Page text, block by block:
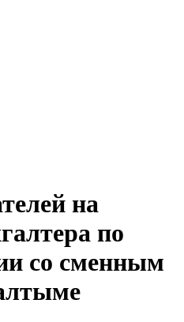
на
по
со сменным